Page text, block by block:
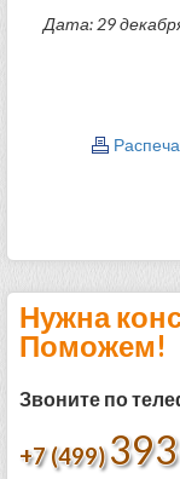
Дата: 29
Нужна
Поможем!
Звоните по
+7 (499)